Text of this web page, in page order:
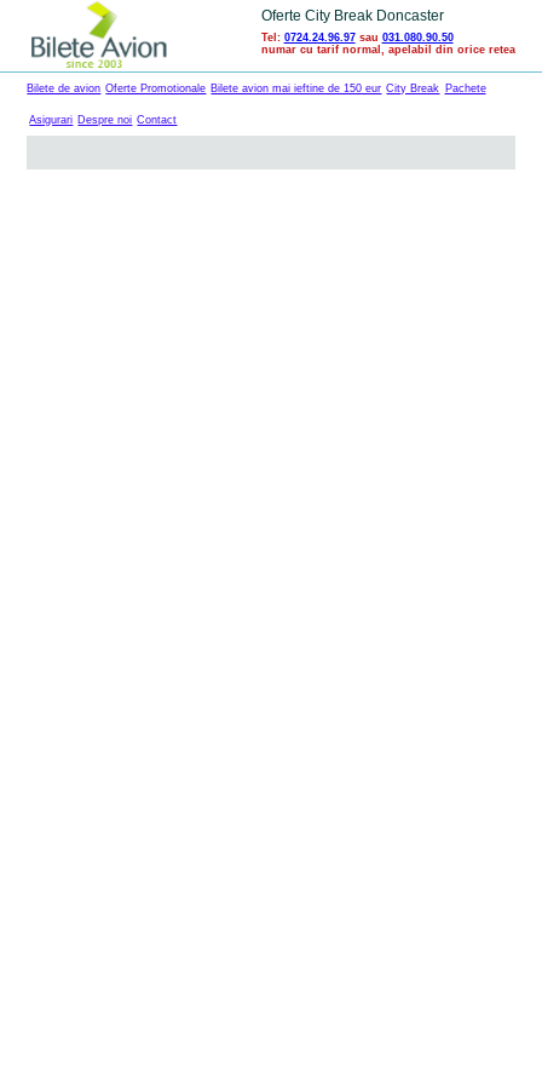
Oferte City Break Doncaster
Tel: 0724.24.96.97sau 031.080.90.50
numar cu tarif normal, apelabil din orice retea
Bilete de avion Oferte Promotionale Bilete avion mai ieftine de 150 eur City Break Pachete
Asigurari Despre noi Contact